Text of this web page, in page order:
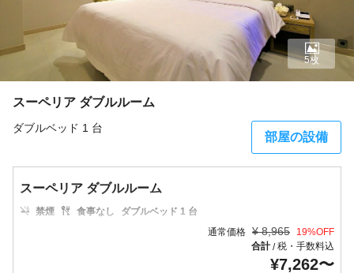
スーペリア ダブルルーム
ダブルベッド 1 台
部屋の設備
5枚
スーペリア ダブルルーム
禁煙 食事なし
ダブルベッド 1 台
通常価格 ¥ 8,965 19%OFF
合計/税・手数料込
¥7,262〜